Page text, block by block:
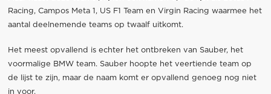
Racing, Campos Meta 1, US F1 Team en Virgin Racing waarmee het
aantal deelnemende teams op twaalf uitkomt.
Het meest opvallend is echter het ontbreken van Sauber, het
voormalige BMW team. Sauber hoopte het veertiende team op
de lijst te zijn, maar de naam komt er opvallend genoeg nog niet
in voor.